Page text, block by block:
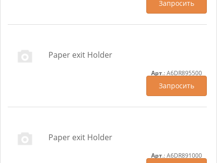
Запросить
Paper exit Holder
Арт.: A6DR895500
Запросить
Paper exit Holder
Арт.: A6DR891000